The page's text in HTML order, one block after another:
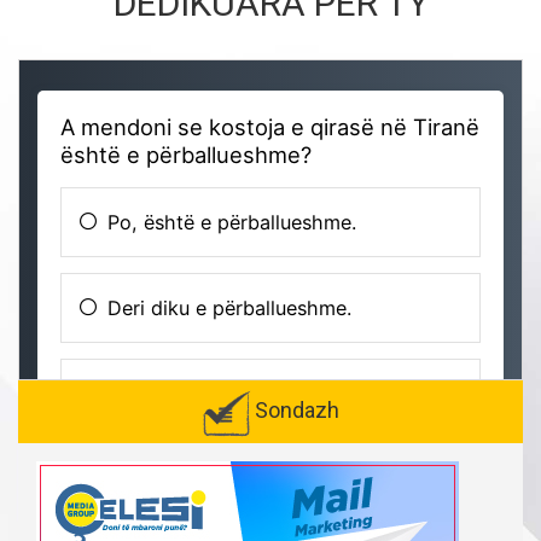
Sondazh